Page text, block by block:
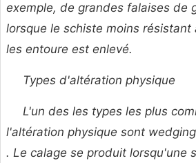
exemple, de grandes falaises de
lorsque le schiste moins résistant
les entoure est enlevé.
Types d'altération physique
L'un des les types les plus
l'altération physique sont wedging
. Le calage se produit lorsqu'une